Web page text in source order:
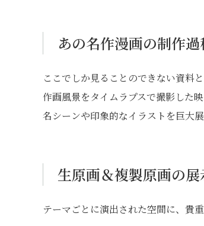
あの名作漫画の制作
ここでしか見ることのできない資料
作画風景をタイムラプスで撮影した映
名シーンや印象的なイラストを巨大
生原画＆複製原画の展
テーマごとに演出された空間に、貴